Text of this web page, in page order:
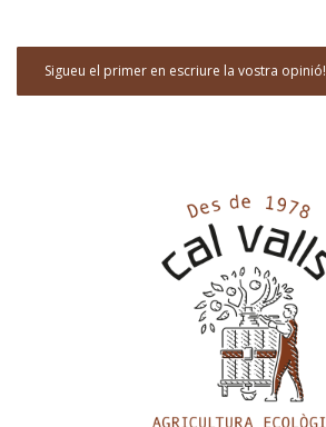
Sigueu el primer en escriure la vostra opinió!